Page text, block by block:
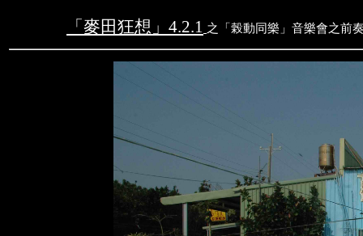
「麥田狂想」 4.2.1 之 「榖動同樂」音樂會之前